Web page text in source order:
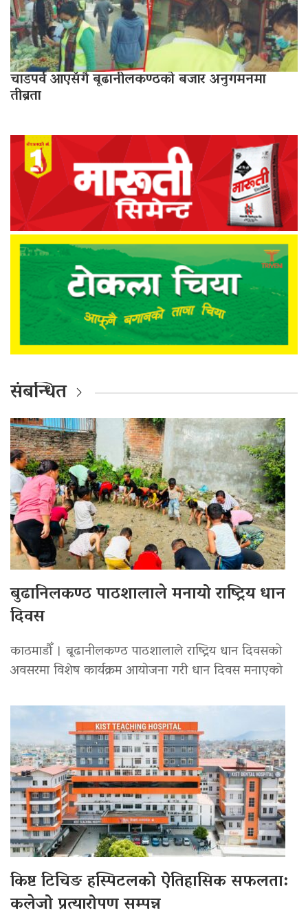
चाडपर्व आएसँगै बूढानीलकण्ठको बजार अनुगमनमा
तीब्रता
संबन्धित
बुढानिलकण्ठ पाठशालाले मनायो राष्ट्रिय धान
दिवस
काठमाडौँ । बूढानीलकण्ठ पाठशालाले राष्ट्रिय धान दिवसको
अवसरमा विशेष कार्यक्रम आयोजना गरी धान दिवस मनाएको
किष्ट टिचिङ हस्पिटलको ऐतिहासिक सफलता:
कलेजो प्रत्यारोपण सम्पन्न